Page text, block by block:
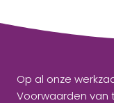
Op al onze
Voorwaarden van